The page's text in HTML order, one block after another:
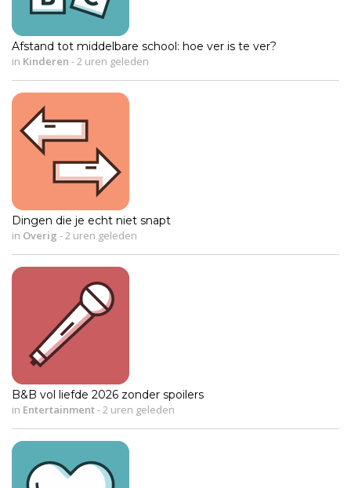
Afstand tot middelbare school: hoe ver is te ver?
in Kinderen - 2 uren geleden
Dingen die je echt niet snapt
in Overig - 2 uren geleden
B&B vol liefde 2026 zonder spoilers
in Entertainment- 2 uren geleden